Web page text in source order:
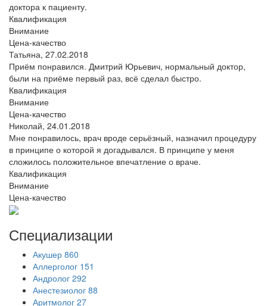
доктора к пациенту.
Квалификация
Внимание
Цена-качество
Татьяна, 27.02.2018
Приём понравился. Дмитрий Юрьевич, нормальный доктор,
были на приёме первый раз, всё сделал быстро.
Квалификация
Внимание
Цена-качество
Николай, 24.01.2018
Мне понравилось, врач вроде серьёзный, назначил процедуру
в принципе о которой я догадывался. В принципе у меня
сложилось положительное впечатление о враче.
Квалификация
Внимание
Цена-качество
Специализации
Акушер 860
Аллерголог 151
Андролог 292
Анестезиолог 88
Аритмолог 27